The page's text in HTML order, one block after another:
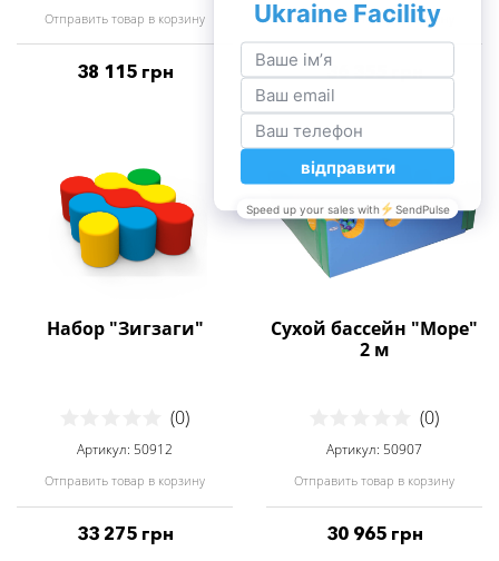
Отправить товар в корзину
38 115 грн
Отправить товар в корзину
36 355 грн
Набор "Зигзаги"
(0)
Артикул: 50912
Отправить товар в корзину
33 275 грн
Сухой бассейн "Море"
2 м
(0)
Артикул: 50907
Отправить товар в корзину
30 965 грн